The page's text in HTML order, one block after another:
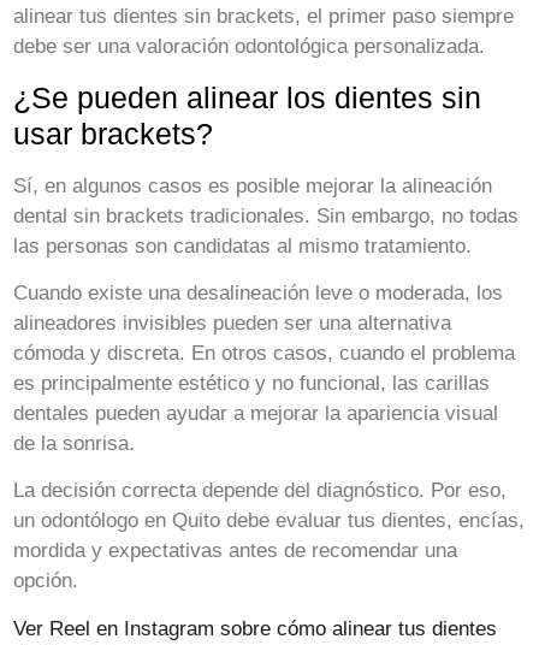
alinear tus dientes sin brackets, el primer paso siempre
debe ser una valoración odontológica personalizada.
¿Se pueden alinear los dientes sin
usar brackets?
Sí, en algunos casos es posible mejorar la alineación
dental sin brackets tradicionales. Sin embargo, no todas
las personas son candidatas al mismo tratamiento.
Cuando existe una desalineación leve o moderada, los
alineadores invisibles pueden ser una alternativa
cómoda y discreta. En otros casos, cuando el problema
es principalmente estético y no funcional, las carillas
dentales pueden ayudar a mejorar la apariencia visual
de la sonrisa.
La decisión correcta depende del diagnóstico. Por eso,
un odontólogo en Quito debe evaluar tus dientes, encías,
mordida y expectativas antes de recomendar una
opción.
Ver Reel en Instagram sobre cómo alinear tus dientes